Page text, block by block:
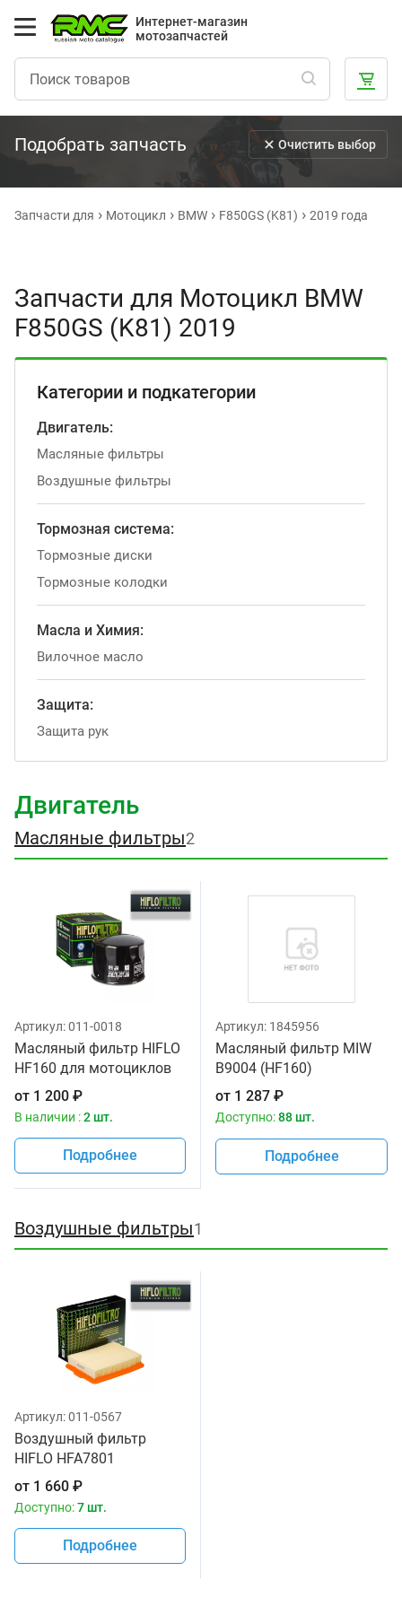
Интернет-магазин
мотозапчастей
Подобрать запчасть Очистить выбор
Запчасти для Мотоцикл BMW F850GS (K81) 2019 года
Запчасти для Мотоцикл BMW
F850GS (K81) 2019
Категории и подкатегории
Двигатель:
Масляные фильтры
Воздушные фильтры
Тормозная система:
Тормозные диски
Тормозные колодки
Масла и Химия:
Вилочное масло
Защита:
Защита рук
Двигатель
Масляные фильтры2
Артикул:011-0018
Масляный фильтр HIFLO
HF160 для мотоциклов
от 1 200 ₽
В наличии :2 шт.
Подробнее
Артикул: 1845956
Масляный фильтр MIW
B9004 (HF160)
от 1 287 ₽
Доступно:88 шт.
Подробнее
Воздушные фильтры1
Артикул:011-0567
Воздушный фильтр
HIFLO HFA7801
от 1 660 ₽
Доступно:7 шт.
Подробнее